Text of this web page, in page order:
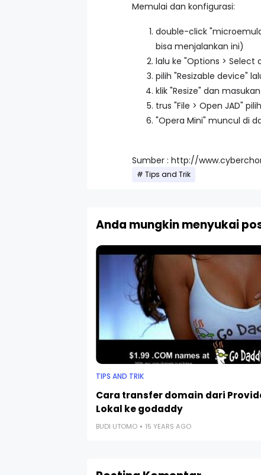
Memulai dan konfigurasi:
double-click
bisa menjalankan ini)
lalu ke "Options >
pilih "Resizable device"
klik "Resize" dan
trus "File > Open JAD"
"Opera Mini" muncul di
Sumber : http://
Tips and Trik
Anda mungkin menyukai
TIPS AND TRIK
Cara transfer domain dari
Lokal ke godaddy
BUDI UTOMO 15 YEARS AGO